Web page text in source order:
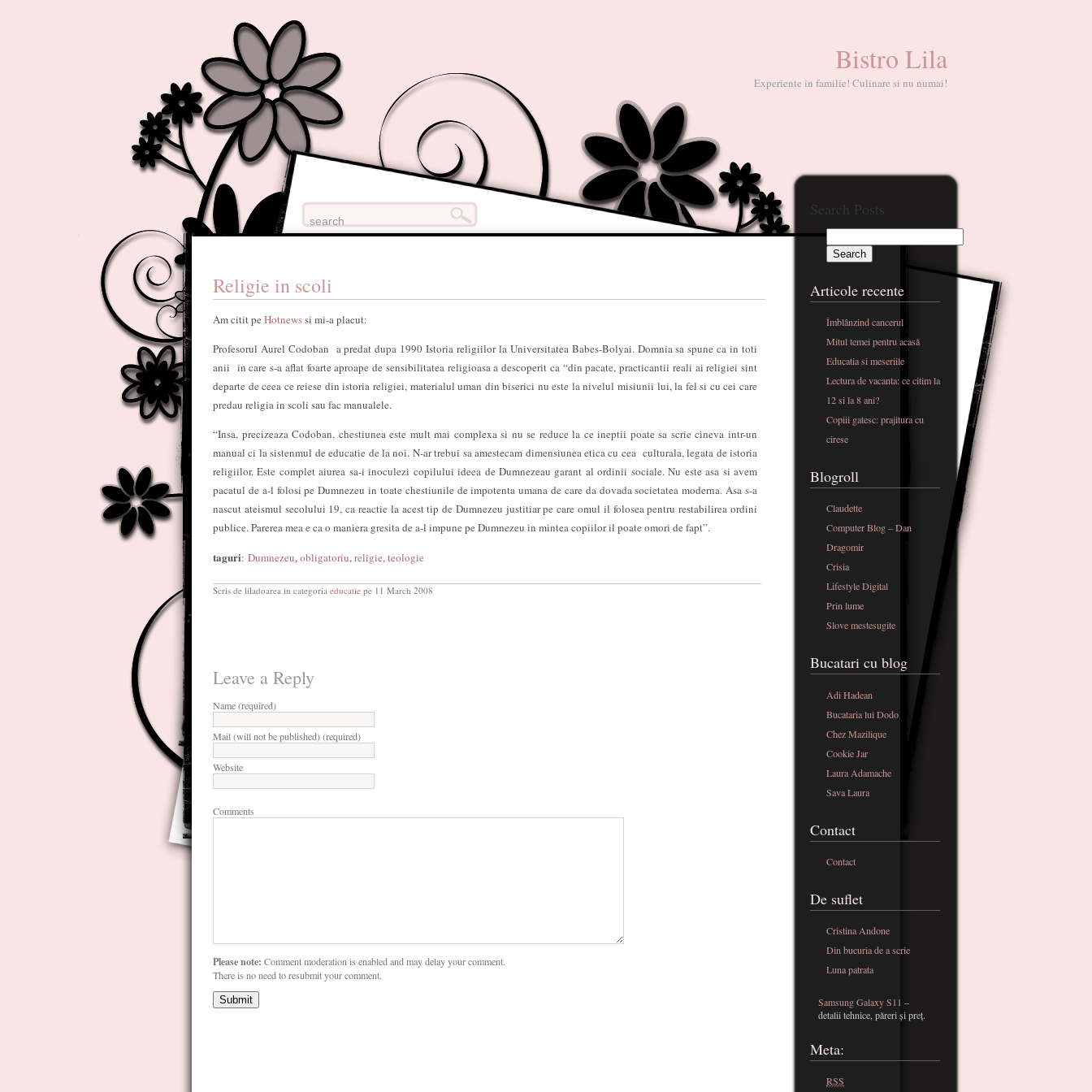
Bistro Lila
Experiente in familie! Culinare si nu numai!
Religie in scoli
Am citit pe Hotnewssi mi-a placut:
Profesorul Aurel Codoban a predat dupa 1990 Istoria religiilor la Universitatea Babes-Bolyai. Domnia sa spune ca in toti
anii in care s-a aflat foarte aproape de sensibilitatea religioasa a descoperit ca “din pacate, practicantii reali ai religiei sint
departe de ceea ce reiese din istoria religiei, materialul uman din biserici nu este la nivelul misiunii lui, la fel si cu cei care
predau religia in scoli sau fac manualele.
“Insa, precizeaza Codoban, chestiunea este mult mai complexa si nu se reduce la ce ineptii poate sa scrie cineva intr-un
manual ci la sistenmul de educatie de la noi. N-ar trebui sa amestecam dimensiunea etica cu cea culturala, legata de istoria
religiilor. Este complet aiurea sa-i inoculezi copilului ideea de Dumnezeau garant al ordinii sociale. Nu este asa si avem
pacatul de a-l folosi pe Dumnezeu in toate chestiunile de impotenta umana de care da dovada societatea moderna. Asa s-a
nascut ateismul secolului 19, ca reactie la acest tip de Dumnezeu justitiar pe care omul il folosea pentru restabilirea ordini
publice. Parerea mea e ca o maniera gresita de a-l impune pe Dumnezeu in mintea copiilor il poate omori de fapt”.
taguri: Dumnezeu,obligatoriu,religie,teologie
Scris de liladoarea in categoria educatie pe 11 March 2008
Leave a Reply
Name (required)
Mail (will not be published) (required)
Website
Comments
Please note: Comment moderation is enabled and may delay your comment.
There is no need to resubmit your comment.
Search Posts
Articole recente
Îmblânzind cancerul
Mitul temei pentru acasă
Educatia si meseriile
Lectura de vacanta: ce citim la
12 si la 8 ani?
Copiii gatesc: prajitura cu
cirese
Blogroll
Claudette
Computer Blog – Dan
Dragomir
Crisia
Lifestyle Digital
Prin lume
Slove mestesugite
Bucatari cu blog
Adi Hadean
Bucataria lui Dodo
Chez Mazilique
Cookie Jar
Laura Adamache
Sava Laura
Contact
Contact
De suflet
Cristina Andone
Din bucuria de a scrie
Luna patrata
Samsung Galaxy S11 –
detalii tehnice, păreri și preț.
Meta:
RSS